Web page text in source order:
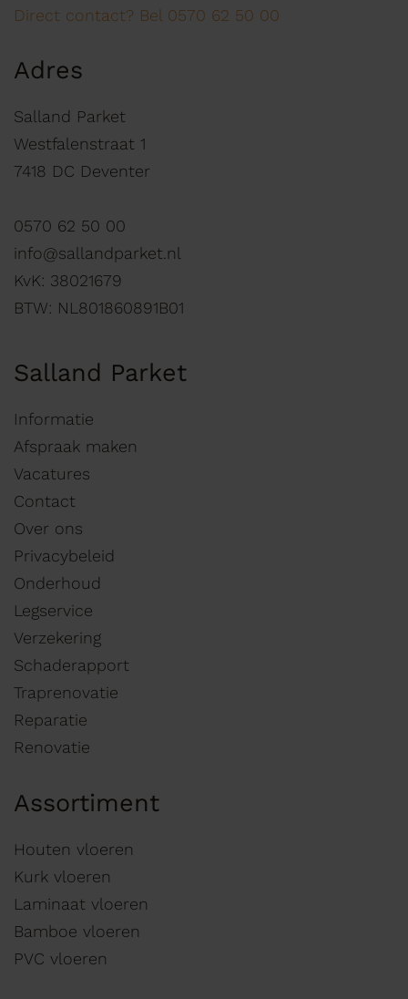
Direct contact? Bel 0570 62 50 00
Adres
Salland Parket
Westfalenstraat 1
7418 DC Deventer
0570 62 50 00
info@sallandparket.nl
KvK: 38021679
BTW: NL801860891B01
Salland Parket
Informatie
Afspraak maken
Vacatures
Contact
Over ons
Privacybeleid
Onderhoud
Legservice
Verzekering
Schaderapport
Traprenovatie
Reparatie
Renovatie
Assortiment
Houten vloeren
Kurk vloeren
Laminaat vloeren
Bamboe vloeren
PVC vloeren